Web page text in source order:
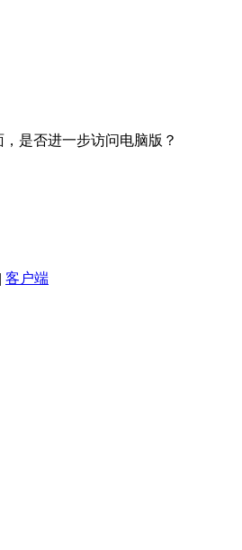
是否进一步访问电脑版？
| 客户端